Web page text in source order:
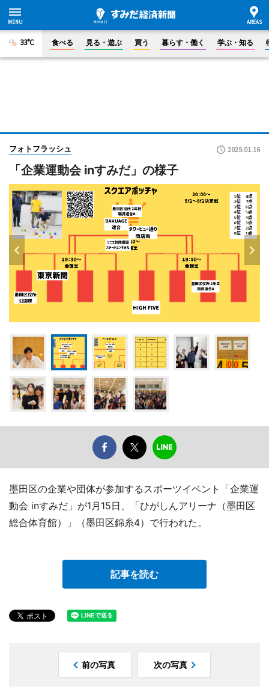
33°C 食べる 見る・遊ぶ 買う 暮らす・働く 学ぶ・知る
フォトフラッシュ 2025.01.16
「企業運動会 inすみだ」の様子
墨田区の企業や団体が参加するスポーツイベント「企業運
動会 inすみだ」が1月15日、「ひがしんアリーナ（墨田区
総合体育館）」（墨田区錦糸4）で行われた。
記事を読む
前の写真 次の写真